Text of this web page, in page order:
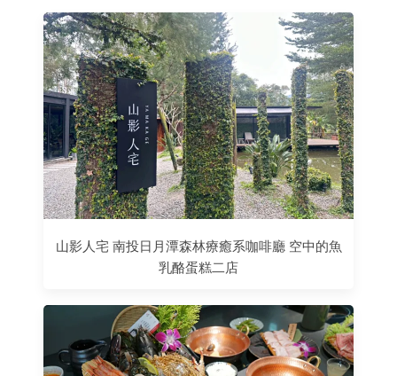
山影人宅 南投日月潭森林療癒系咖啡廳 空中的魚
乳酪蛋糕二店